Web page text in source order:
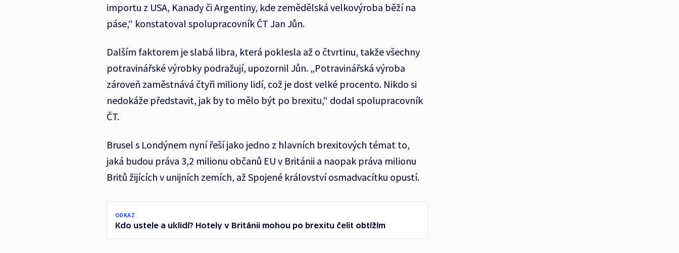
importu z USA, Kanady či Argentiny, kde zemědělská velkovýroba běží na
páse,“ konstatoval spolupracovník ČT Jan Jůn.
Dalším faktorem je slabá libra, která poklesla až o čtvrtinu, takže všechny
potravinářské výrobky podražují, upozornil Jůn. „Potravinářská výroba
zároveň zaměstnává čtyři miliony lidí, což je dost velké procento. Nikdo si
nedokáže představit, jak by to mělo být po brexitu,“ dodal spolupracovník
ČT.
Brusel s Londýnem nyní řeší jako jedno z hlavních brexitových témat to,
jaká budou práva 3,2 milionu občanů EU v Británii a naopak práva milionu
Britů žijících v unijních zemích, až Spojené království osmadvacítku opustí.
ODKAZ
Kdo ustele a uklidí? Hotely v Británii mohou po brexitu čelit obtížím